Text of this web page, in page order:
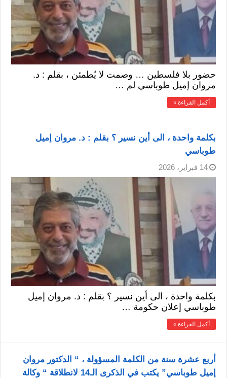
حضور بلا فلسطين … وصمت لا يُطمئن ، بقلم : د.
مروان إميل طوباسي لم …
أكمل القراءة »
بكلمة واحدة ، الى أين نسير ؟ بقلم : د. مروان إميل
طوباسي
14 فبراير، 2026
بكلمة واحدة ، الى أين نسير ؟ بقلم : د. مروان إميل
طوباسي إعلان حكومة …
أكمل القراءة »
أربع عشرة سنة من الكلمة المسؤولة ، “ الدكتور مروان
إميل طوباسي” يكتب في الذكرى الـ14 لانطلاقة “ وكالة